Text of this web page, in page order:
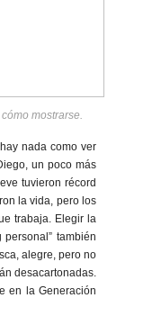
mostrarse.
nada como ver
un poco más
tuvieron récord
la vida, pero los
trabaja. Elegir la
también
alegre, pero no
desacartonadas.
en la Generación